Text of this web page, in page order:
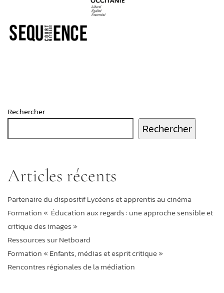
Rechercher
Rechercher
Articles récents
Partenaire du dispositif Lycéens et apprentis au cinéma
Formation « Éducation aux regards : une approche sensible et
critique des images »
Ressources sur Netboard
Formation « Enfants, médias et esprit critique »
Rencontres régionales de la médiation